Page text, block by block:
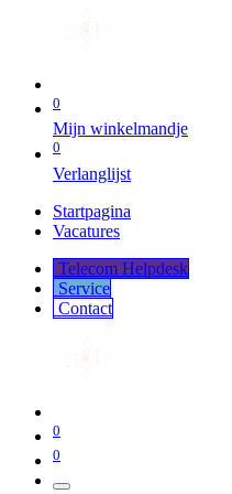
0
Mijn winkelmandje
0
Verlanglijst
Startpagina
Vacatures
Telecom Helpdesk
Service
Co​​​​​​ntact
0
0